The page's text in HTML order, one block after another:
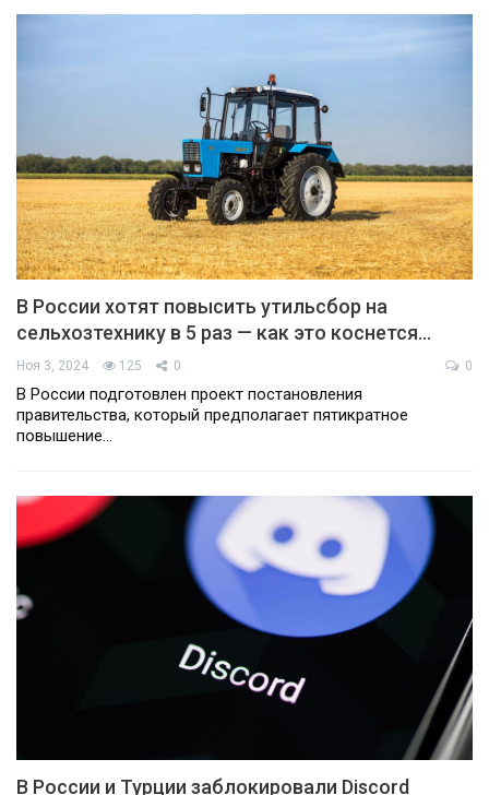
В России хотят повысить утильсбор на
сельхозтехнику в 5 раз — как это коснется…
Ноя 3, 2024 125 0 0
В России подготовлен проект постановления
правительства, который предполагает пятикратное
повышение…
В России и Турции заблокировали Discord